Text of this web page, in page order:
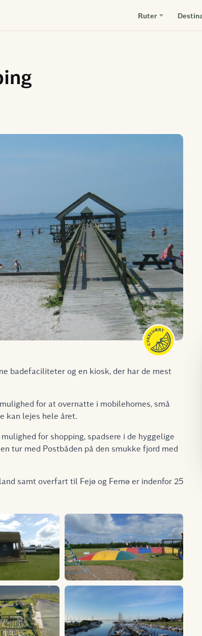
Ruter
badefaciliteter og en kiosk, der har de mest
for at overnatte i mobilehomes, små
kan lejes hele året.
for shopping, spadsere i de hyggelige
tur med Postbåden på den smukke fjord med
samt overfart til Fejø og Femø er indenfor 25